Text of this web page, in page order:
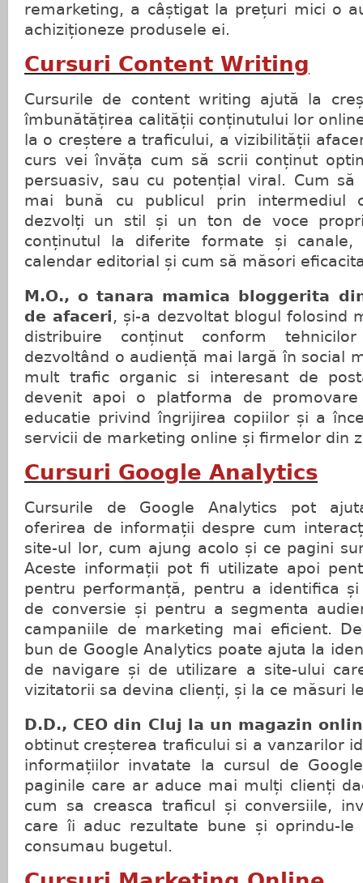
remarketing, a câștigat la prețuri mici o
achiziționeze produsele ei.
Cursuri Content Writing
Cursurile de content writing ajută la
îmbunătățirea calității conținutului lor
la o creștere a traficului, a vizibilității
curs vei învăța cum să scrii conținut
persuasiv, sau cu potențial viral. Cum
mai bună cu publicul prin intermediul
dezvolți un stil și un ton de voce
conținutul la diferite formate și
calendar editorial și cum să măsori
M.O., o tanara mamica bloggerita
de afaceri, și-a dezvoltat blogul folosind
distribuire conținut conform
dezvoltând o audiență mai largă în social
mult trafic organic si interesant de
devenit apoi o platforma de
educatie privind îngrijirea copiilor și a
servicii de marketing online și firmelor din
Cursuri Google Analytics
Cursurile de Google Analytics pot
oferirea de informații despre cum
site-ul lor, cum ajung acolo și ce pagini
Aceste informații pot fi utilizate apoi
pentru performanță, pentru a identifica
de conversie și pentru a segmenta
campaniile de marketing mai eficient.
bun de Google Analytics poate ajuta la
de navigare și de utilizare a site-ului
vizitatorii sa devina clienți, și la ce măsuri
D.D., CEO din Cluj la un magazin
obtinut creșterea traficului si a vanzarilor
informațiilor invatate la cursul de
paginile care ar aduce mai mulți clienți
cum sa creasca traficul și conversiile,
care îi aduc rezultate bune și oprindu-
consumau bugetul.